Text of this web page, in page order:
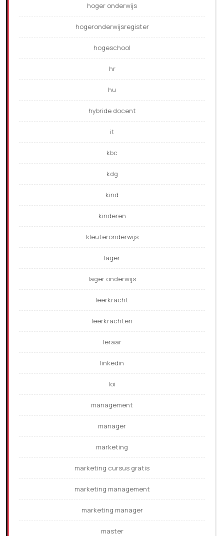
hoger onderwijs
hogeronderwijsregister
hogeschool
hr
hu
hybride docent
it
kbc
kdg
kind
kinderen
kleuteronderwijs
lager
lager onderwijs
leerkracht
leerkrachten
leraar
linkedin
loi
management
manager
marketing
marketing cursus gratis
marketing management
marketing manager
master